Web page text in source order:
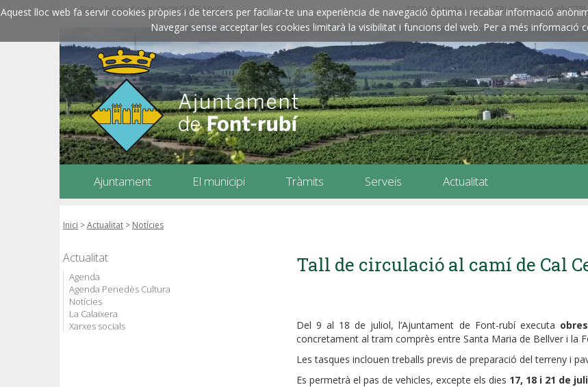
Aquest lloc web fa servir cookies pròpies i de tercers per faciliar-te una experiència de navegació òptima i recabar informació
Navegar sense acceptar les cookies limitarà la visibilitat i funcions del web. Per a més informació
Data i hora oficials: 09/08/2026 10:27 ZOOM: Amplieu amb CTRL+ / Reduïu amb
Ajuntament El municipi Tràmits Serveis Actualitat
Inici >Actualitat > Notícies
Actualitat
Agenda
Agenda Penedès Cultura
Notícies
La Calaixera
Xarxes socials
Tall de circulació al camí de Cal
Del 9 al 18 de juliol, l’Ajuntament de Font-rubí executa
concretament al tram comprès entre Santa Maria de Bellver i la
Les tasques inclouen treballs previs de preparació del terreny i
Es permetrà el pas de vehicles, excepte els dies 17, 18 i 21 de